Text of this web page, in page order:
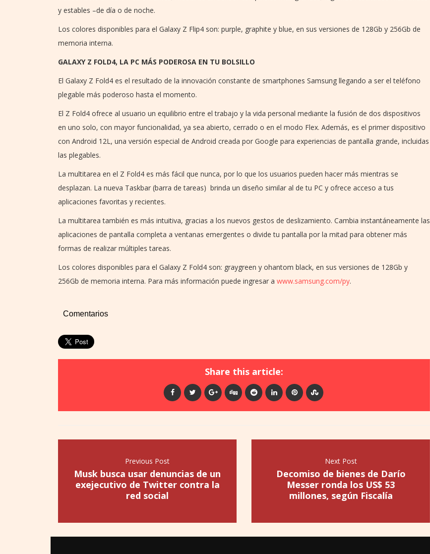
y estables –de día o de noche.
Los colores disponibles para el Galaxy Z Flip4 son: purple, graphite y blue, en sus versiones de 128Gb y 256Gb de
memoria interna.
GALAXY Z FOLD4, LA PC MÁS PODEROSA EN TU BOLSILLO
El Galaxy Z Fold4 es el resultado de la innovación constante de smartphones Samsung llegando a ser el teléfono
plegable más poderoso hasta el momento.
El Z Fold4 ofrece al usuario un equilibrio entre el trabajo y la vida personal mediante la fusión de dos dispositivos
en uno solo, con mayor funcionalidad, ya sea abierto, cerrado o en el modo Flex. Además, es el primer dispositivo
con Android 12L, una versión especial de Android creada por Google para experiencias de pantalla grande, incluidas
las plegables.
La multitarea en el Z Fold4 es más fácil que nunca, por lo que los usuarios pueden hacer más mientras se
desplazan. La nueva Taskbar (barra de tareas) brinda un diseño similar al de tu PC y ofrece acceso a tus
aplicaciones favoritas y recientes.
La multitarea también es más intuitiva, gracias a los nuevos gestos de deslizamiento. Cambia instantáneamente las
aplicaciones de pantalla completa a ventanas emergentes o divide tu pantalla por la mitad para obtener más
formas de realizar múltiples tareas.
Los colores disponibles para el Galaxy Z Fold4 son: graygreen y ohantom black, en sus versiones de 128Gb y
256Gb de memoria interna. Para más información puede ingresar a www.samsung.com/py.
Comentarios
Share this article:
Previous Post
Musk busca usar denuncias de un
exejecutivo de Twitter contra la
red social
Next Post
Decomiso de bienes de Darío
Messer ronda los US$ 53
millones, según Fiscalía